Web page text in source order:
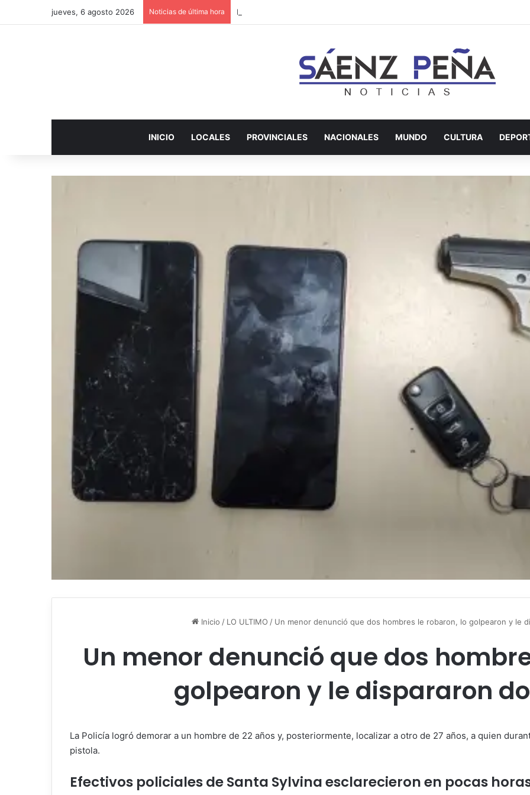
jueves, 6 agosto 2026 Noticias de última hora Detuvieron a un hombre investigado por amenazas al presidente Milei en
INICIO LOCALES PROVINCIALES NACIONALES MUNDO CULTURA
Inicio / LO ULTIMO / Un menor denunció que dos hombres le robaron, lo golpearon y le
Un menor denunció que dos
golpearon y le dispararon
La Policía logró demorar a un hombre de 22 años y, posteriormente, localizar a otro de 27 años, a quien
pistola.
Efectivos policiales de Santa Sylvina esclarecieron en pocas